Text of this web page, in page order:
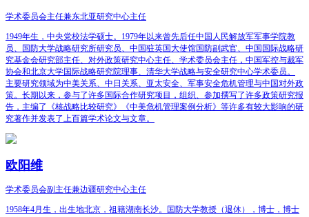
学术委员会主任兼东北亚研究中心主任
1949年生，中央党校法学硕士。1979年以来曾先后任中国人民解放军军事学院教
员、国防大学战略研究所研究员、中国驻英国大使馆国防副武官、中国国际战略研
究基金会研究部主任、对外政策研究中心主任、学术委员会主任，中国军控与裁军
协会和北京大学国际战略研究院理事、清华大学战略与安全研究中心学术委员。
主要研究领域为中美关系、中日关系、亚太安全、军事安全危机管理与中国对外政
策。长期以来，参与了许多国际合作研究项目，组织、参加撰写了许多政策研究报
告，主编了《核战略比较研究》《中美危机管理案例分析》等许多有较大影响的研
究著作并发表了上百篇学术论文与文章。
欧阳维
学术委员会副主任兼边疆研究中心主任
1958年4月生，出生地北京，祖籍湖南长沙。国防大学教授（退休），博士，博士